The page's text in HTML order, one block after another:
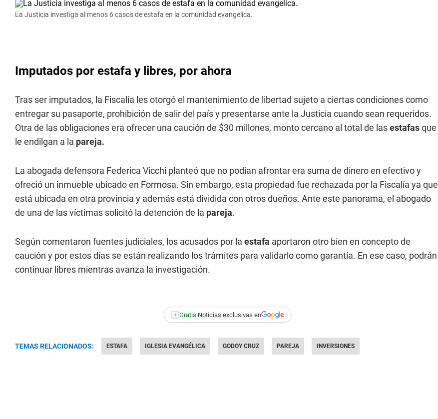
La Justicia investiga al menos 6 casos de estafa en la comunidad evangelica.
Imputados por estafa y libres, por ahora
Tras ser imputados, la Fiscalía les otorgó el mantenimiento de libertad sujeto a ciertas condiciones como
entregar su pasaporte, prohibición de salir del país y presentarse ante la Justicia cuando sean requeridos.
Otra de las obligaciones era ofrecer una caución de $30 millones, monto cercano al total de lasestafasque
le endilgan a la pareja.
La abogada defensora Federica Vicchi planteó que no podían afrontar era suma de dinero en efectivo y
ofreció un inmueble ubicado en Formosa. Sin embargo, esta propiedad fue rechazada por la Fiscalía ya que
está ubicada en otra provincia y además está dividida con otros dueños. Ante este panorama, el abogado
de una de las víctimas solicitó la detención de la pareja.
Según comentaron fuentes judiciales, los acusados por la estafa aportaron otro bien en concepto de
caución y por estos días se están realizando los trámites para validarlo como garantía. En ese caso, podrán
continuar libres mientras avanza la investigación.
+ Gratis:Noticias exclusivas en
TEMAS RELACIONADOS: ESTAFA IGLESIA EVANGÉLICA GODOY CRUZ PAREJA INVERSIONES